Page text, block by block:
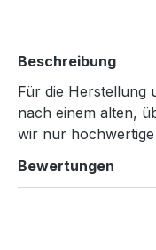
Beschreibung
Für die Herstellung
nach einem alten,
wir nur
Bewertungen